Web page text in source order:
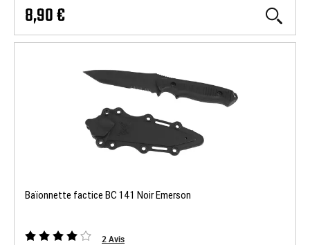
8,90 €
Baïonnette factice BC 141 Noir Emerson
2Avis